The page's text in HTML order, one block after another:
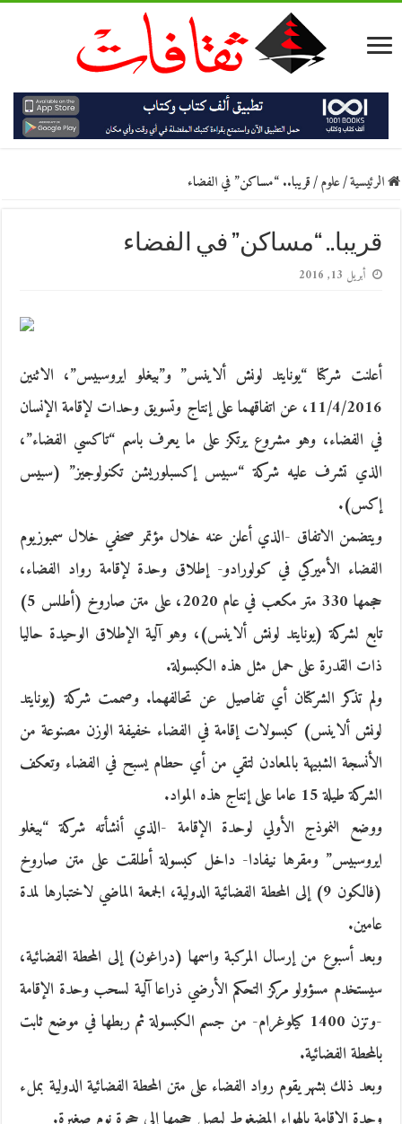
الرئيسية/علوم/قريبا.. “مساكن” في الفضاء
قريبا.. “مساكن” في الفضاء
أبريل 13, 2016
أعلنت شركتا “يونايتد لونش ألاينس” و”بيغلو ايروسبيس”، الاثنين
11/4/2016، عن اتفاقهما على إنتاج وتسويق وحدات لإقامة الإنسان
في الفضاء، وهو مشروع يرتكز على ما يعرف باسم “تاكسي الفضاء”،
الذي تشرف عليه شركة “سبيس إكسبلوريشن تكنولوجيز” (سبيس
إكس).
ويتضمن الاتفاق -الذي أعلن عنه خلال مؤتمر صحفي خلال سمبوزيوم
الفضاء الأميركي في كولورادو- إطلاق وحدة لإقامة رواد الفضاء،
حجمها 330 متر مكعب في عام 2020، على متن صاروخ (أطلس 5)
تابع لشركة (يونايتد لونش ألاينس)، وهو آلية الإطلاق الوحيدة حاليا
ذات القدرة على حمل مثل هذه الكبسولة.
ولم تذكر الشركتان أي تفاصيل عن تحالفهما. وصممت شركة (يونايتد
لونش ألاينس) كبسولات إقامة في الفضاء خفيفة الوزن مصنوعة من
الأنسجة الشبيهة بالمعادن لتقي من أي حطام يسبح في الفضاء وتعكف
الشركة طيلة 15 عاما على إنتاج هذه المواد.
ووضع النموذج الأولي لوحدة الإقامة -الذي أنشأته شركة “بيغلو
ايروسبيس” ومقرها نيفادا- داخل كبسولة أطلقت على متن صاروخ
(فالكون 9) إلى المحطة الفضائية الدولية، الجمعة الماضي لاختبارها لمدة
عامين.
وبعد أسبوع من إرسال المركبة واسمها (دراغون) إلى المحطة الفضائية،
سيستخدم مسؤولو مركز التحكم الأرضي ذراعا آلية لسحب وحدة الإقامة
-وتزن 1400 كيلوغرام- من جسم الكبسولة ثم ربطها في موضع ثابت
بالمحطة الفضائية.
وبعد ذلك بشهر يقوم رواد الفضاء على متن المحطة الفضائية الدولية بملء